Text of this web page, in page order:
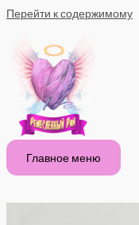
Перейти к содержимому
Главное меню